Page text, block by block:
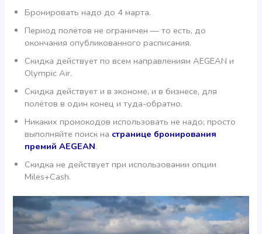
Бронировать надо до 4 марта.
Период полётов не ограничен — то есть, до
окончания опубликованного расписания.
Скидка действует по всем направлениям AEGEAN и
Olympic Air.
Скидка действует и в экономе, и в бизнесе, для
полётов в один конец и туда-обратно.
Никаких промокодов использовать не надо; просто
выполняйте поиск на странице бронирования
премий AEGEAN.
Скидка не действует при использовании опции
Miles+Cash.